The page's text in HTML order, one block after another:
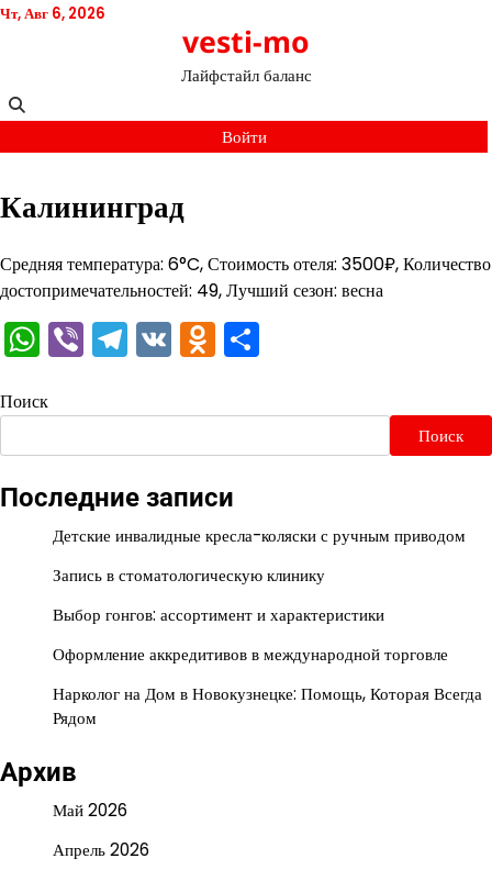
Перейти
Чт, Авг 6, 2026
vesti-mo
Лайфстайл баланс
Войти
Калининград
Средняя температура: 6°C, Стоимость отеля: 3500₽, Количество
достопримечательностей: 49, Лучший сезон: весна
WhatsApp
ViberTelegram
VKOdnoklassniki
Поиск
Поиск
Последние записи
Детские инвалидные кресла-коляски с ручным приводом
Запись в стоматологическую клинику
Выбор гонгов: ассортимент и характеристики
Оформление аккредитивов в международной торговле
Нарколог на Дом в Новокузнецке: Помощь, Которая Всегда
Рядом
Архив
Май 2026
Апрель 2026